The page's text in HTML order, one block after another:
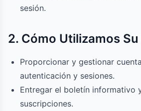
sesión.
2. Cómo Utilizamos
Proporcionar y gestionar
autenticación y sesiones.
Entregar el boletín informativo
suscripciones.